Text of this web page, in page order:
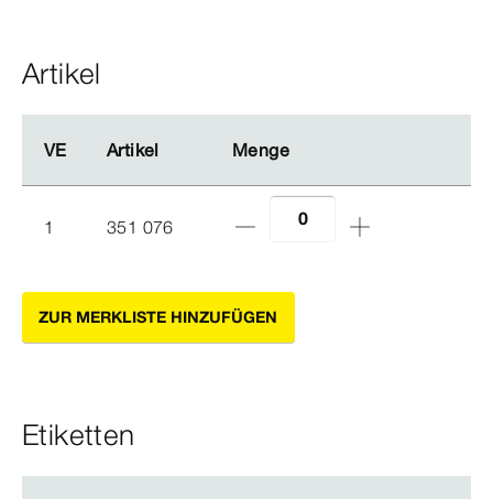
Artikel
VE Artikel Menge
VE Artikel Menge
1 351 076
ZUR MERKLISTE HINZUFÜGEN
Etiketten